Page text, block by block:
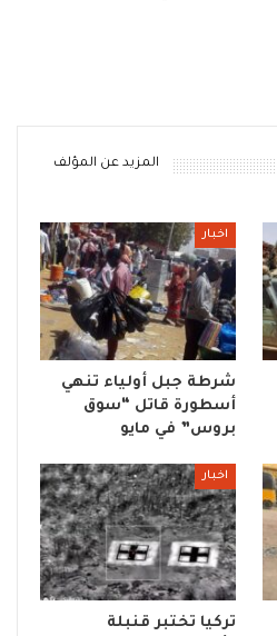
المزيد عن المؤلف
اخبار
شرطة جبل أولياء تنهي
أسطورة قاتل “سوق
بروس” في مايو
اخبار
تركيا تختبر قنبلة